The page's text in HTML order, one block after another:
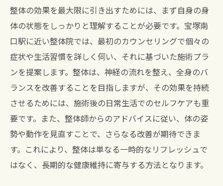
探る
現代社会におけるストレスと整体の関係性
ストレス緩和に役立つ整体の技術
整体で心の健康をサポートする方法
ストレスによる身体の変化と整体の効果
整体を通して得られるストレス管理法
整体院でのストレスケア体験をご紹介
整体で得られる身体の変化と宝塚歌劇から学ぶ
輝き
整体による身体的変化とその魅力
整体の効果を最大限に引き出すためには、まず自身の身
体の状態をしっかりと理解することが必要です。宝塚南
口駅に近い整体院では、最初のカウンセリングで個々の
症状や生活習慣を詳しく伺い、それに基づいた施術プラ
ンを提案します。整体は、神経の流れを整え、全身のバ
ランスを改善することを目指しますが、その効果を持続
させるためには、施術後の日常生活でのセルフケアも重
要です。また、整体師からのアドバイスに従い、体の姿
勢や動作を見直すことで、さらなる改善が期待できま
す。これにより、整体は単なる一時的なリフレッシュで
はなく、長期的な健康維持に寄与する方法となります。